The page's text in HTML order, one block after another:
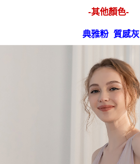
-其他顏色-
典雅粉 質感灰